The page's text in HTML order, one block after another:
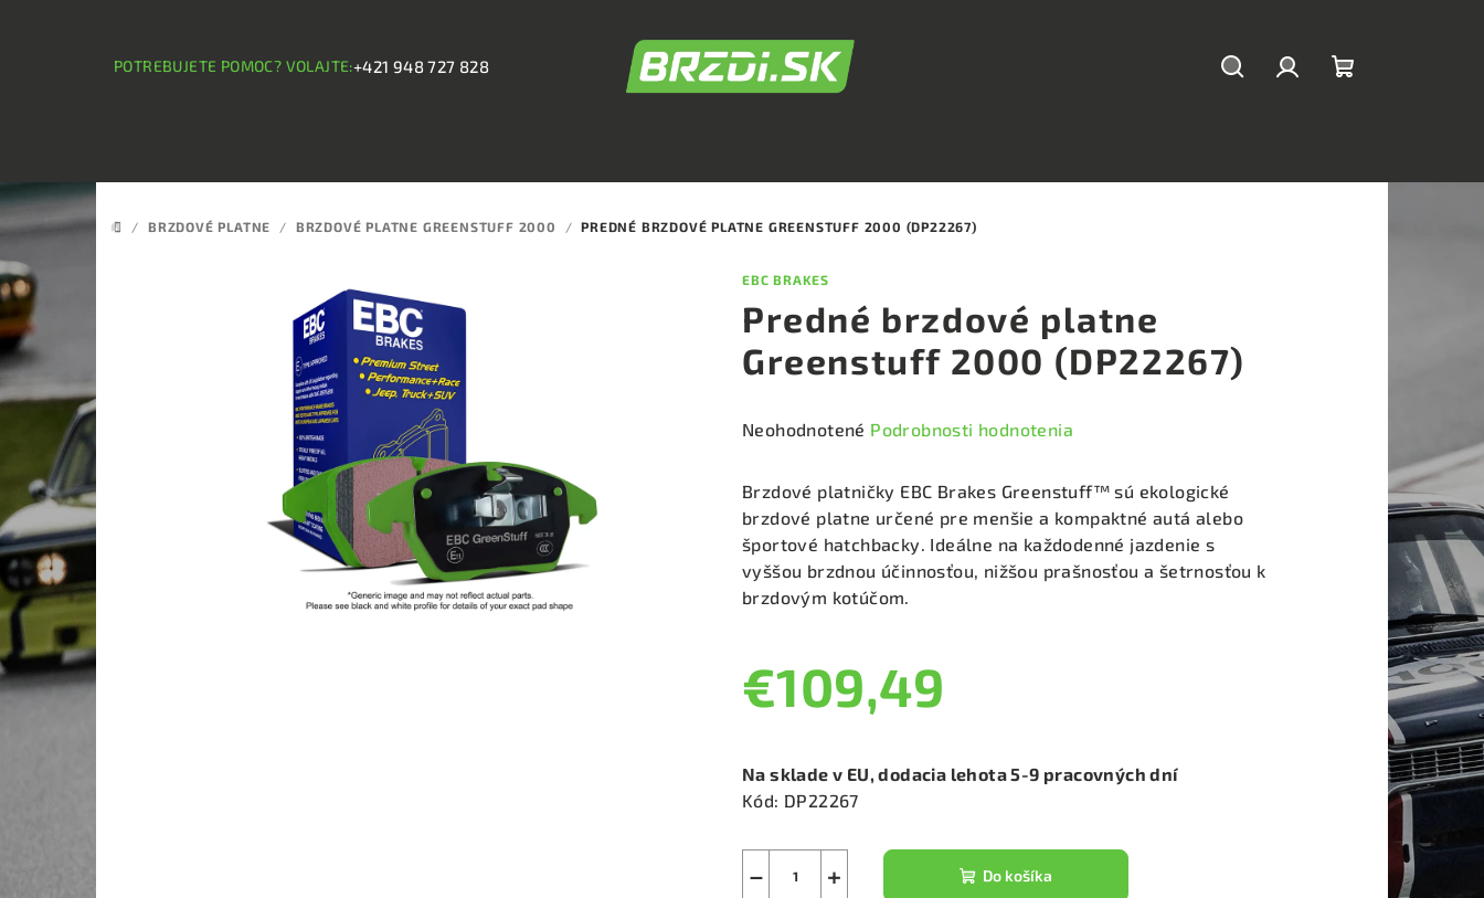
POTREBUJETE POMOC? VOLAJTE:+421 948 727 828
DOMOV
/ BRZDOVÉ PLATNE / BRZDOVÉ PLATNE GREENSTUFF 2000 / PREDNÉ BRZDOVÉ PLATNE GREENSTUFF 2000 (DP22267)
EBC BRAKES
Predné brzdové platne
Greenstuff 2000 (DP22267)
Priemerné
produktu
je
0,0
5
hviezdičiek.
Neohodnotené Podrobnosti hodnotenia
Brzdové platničky EBC Brakes Greenstuff™ sú ekologické
brzdové platne určené pre menšie a kompaktné autá alebo
športové hatchbacky. Ideálne na každodenné jazdenie s
vyššou brzdnou účinnosťou, nižšou prašnosťou a šetrnosťou k
brzdovým kotúčom.
€109,49
cena:
Na sklade v EU, dodacia lehota 5-9 pracovných dní
Kód: DP22267
+
− Do košíka